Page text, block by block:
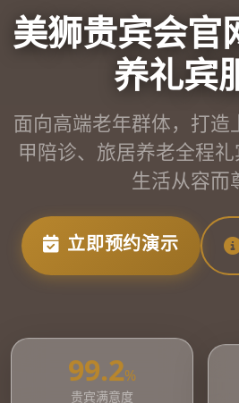
美狮贵宾会官
养礼宾
面向高端老年群体，打造
甲陪诊、旅居养老全程
生活从容而
立即预约演示
99.2%
贵宾满意度